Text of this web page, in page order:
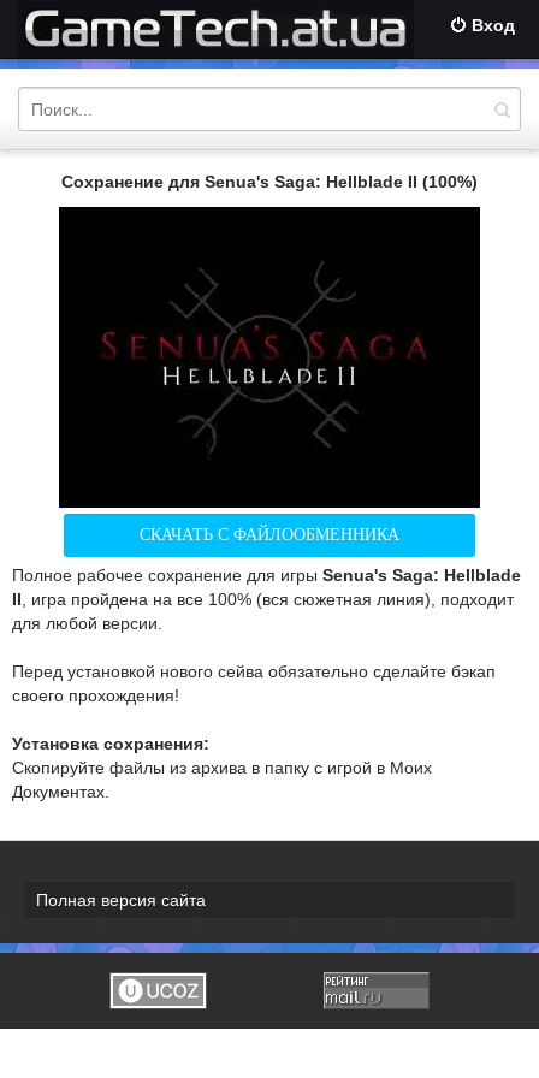
Вход
Сохранение для Senua's Saga: Hellblade II (100%)
СКАЧАТЬ С ФАЙЛООБМЕННИКА
Полное рабочее сохранение для игры Senua's Saga: Hellblade
II , игра пройдена на все 100% (вся сюжетная линия), подходит
для любой версии.
Перед установкой нового сейва обязательно сделайте бэкап
своего прохождения!
Установка сохранения:
Скопируйте файлы из архива в папку с игрой в Моих
Документах.
Полная версия сайта